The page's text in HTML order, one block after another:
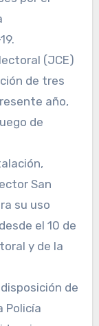
(JCE)
de tres
año,
de
San
su uso
el 10 de
y de la
de
Policía